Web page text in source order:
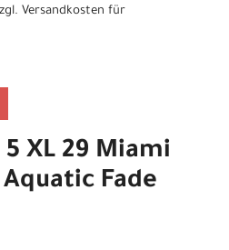
Versandkosten für
XL 29 Miami
Fade